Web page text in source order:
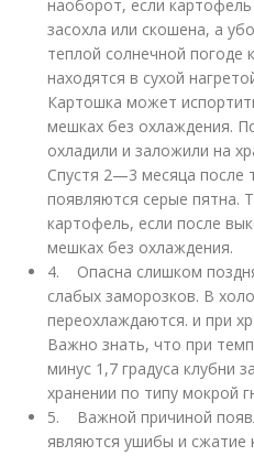
наоборот, если
засохла или скошена, а
теплой солнечной погоде
находятся в сухой
Картошка может
мешках без охлаждения.
охладили и заложили на
Спустя 2—3 месяца после
появляются серые пятна.
картофель, если после
мешках без охлаждения.
4. Опасна слишком
слабых заморозков. В
переохлаждаются. и при
Важно знать, что при
минус 1,7 градуса клубни
хранении по типу мокрой
5. Важной причиной
являются ушибы и сжатие